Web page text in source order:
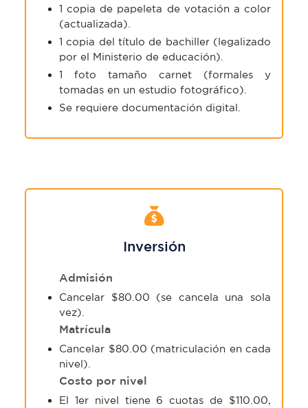
1 copia de papeleta de votación a color
(actualizada).
1 copia del título de bachiller (legalizado
por el Ministerio de educación).
1 foto tamaño carnet (formales y
tomadas en un estudio fotográfico).
Se requiere documentación digital.
Inversión
Admisión
Cancelar $80.00 (se cancela una sola
vez).
Matrícula
Cancelar $80.00 (matriculación en cada
nivel).
Costo por nivel
El 1er nivel tiene 6 cuotas de $110.00,